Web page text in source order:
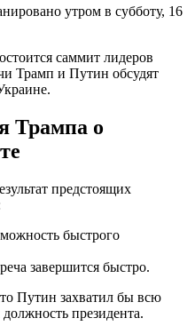
утром в субботу, 16
саммит лидеров
Трамп и Путин обсудят
Трампа о
предстоящих
быстрого
завершится быстро.
Путин захватил бы всю
президента.